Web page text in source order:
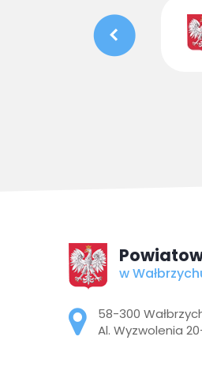
w
Adres pocztowy:
58-300
Al. Wyzwolenia